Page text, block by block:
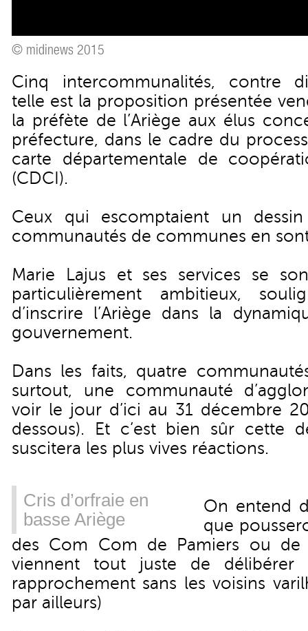
© midinews 2015
Cinq intercommunalités, contre
telle est la proposition présentée
la préfète de l’Ariège aux élus
préfecture, dans le cadre du
carte départementale de
(CDCI).
Ceux qui escomptaient un
communautés de communes en
Marie Lajus et ses services se
particulièrement ambitieux,
d’inscrire l’Ariège dans la
gouvernement.
Dans les faits, quatre
surtout, une communauté
voir le jour d’ici au 31 décembre
dessous). Et c’est bien sûr cette
suscitera les plus vives réactions.
Cris d’orfraie en
basse Ariège
On entend
que
des Com Com de Pamiers ou de
viennent tout juste de
rapprochement sans les voisins
par ailleurs)